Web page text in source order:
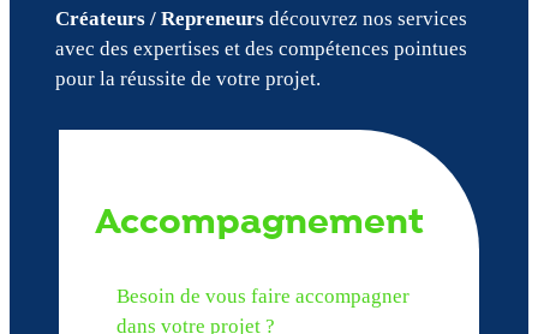
Créateurs / Repreneursdécouvrez nos services
avec des expertises et des compétences pointues
pour la réussite de votre projet.
Accompagnement
Besoin de vous faire accompagner
dans votre projet ?